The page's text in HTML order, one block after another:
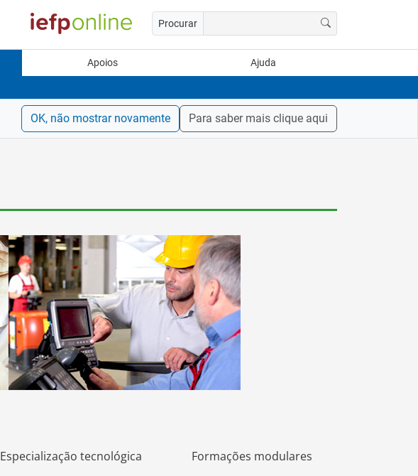
Procurar
Apoios Ajuda
OK, não mostrar novamente Para saber mais clique aqui
Especialização tecnológica
Formações modulares